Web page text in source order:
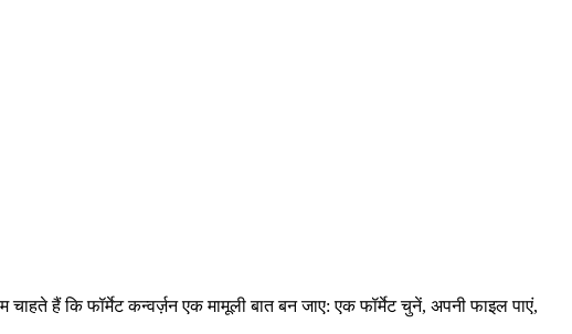
हैं कि फॉर्मेट कन्वर्ज़न एक मामूली बात बन जाए: एक फॉर्मेट चुनें, अपनी फाइल पाएं,